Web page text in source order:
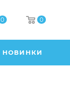
0 0
НОВИНКИ